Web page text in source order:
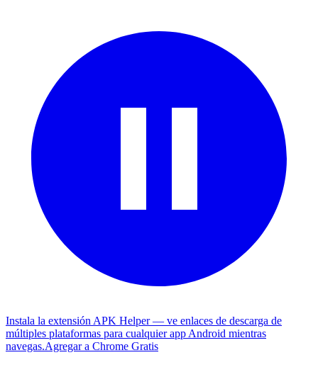
Instala la extensión APK Helper — ve enlaces de descarga de
múltiples plataformas para cualquier app Android mientras
navegas.Agregar a Chrome Gratis